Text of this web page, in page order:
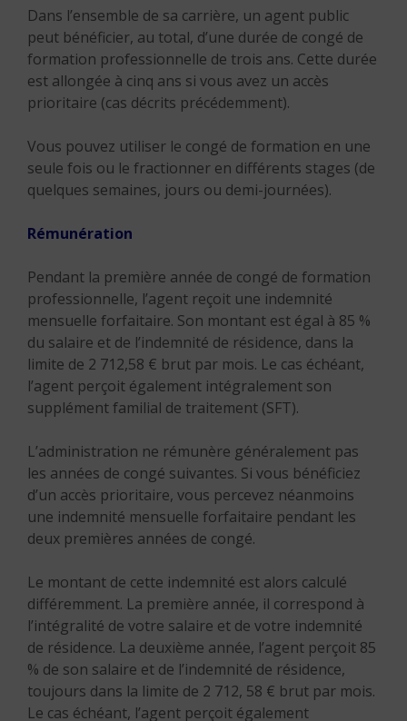
Dans l’ensemble de sa carrière, un agent public
peut bénéficier, au total, d’une durée de congé de
formation professionnelle de trois ans. Cette durée
est allongée à cinq ans si vous avez un accès
prioritaire (cas décrits précédemment).
Vous pouvez utiliser le congé de formation en une
seule fois ou le fractionner en différents stages (de
quelques semaines, jours ou demi-journées).
Rémunération
Pendant la première année de congé de formation
professionnelle, l’agent reçoit une indemnité
mensuelle forfaitaire. Son montant est égal à 85 %
du salaire et de l’indemnité de résidence, dans la
limite de 2 712,58 € brut par mois. Le cas échéant,
l’agent perçoit également intégralement son
supplément familial de traitement (SFT).
L’administration ne rémunère généralement pas
les années de congé suivantes. Si vous bénéficiez
d’un accès prioritaire, vous percevez néanmoins
une indemnité mensuelle forfaitaire pendant les
deux premières années de congé.
Le montant de cette indemnité est alors calculé
différemment. La première année, il correspond à
l’intégralité de votre salaire et de votre indemnité
de résidence. La deuxième année, l’agent perçoit 85
% de son salaire et de l’indemnité de résidence,
toujours dans la limite de 2 712, 58 € brut par mois.
Le cas échéant, l’agent perçoit également